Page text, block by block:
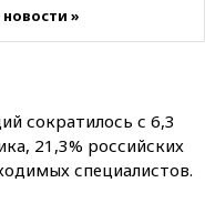
области направят
рублей
The Guardian: ученые
новости »
сократилось с 6,3
21,3% российских
специалистов.